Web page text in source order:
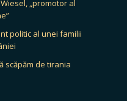
„promotor al
politic al unei familii
scăpăm de tirania